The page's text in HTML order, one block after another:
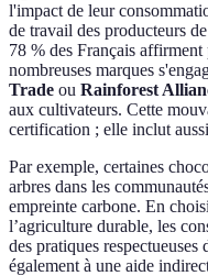
l'impact de leur
de travail des producteurs
78 % des Français
nombreuses marques
Trade ou Rainforest
aux cultivateurs. Cette
certification ; elle inclut
Par exemple, certaines
arbres dans les
empreinte carbone. En
l’agriculture durable, les
des pratiques
également à une aide